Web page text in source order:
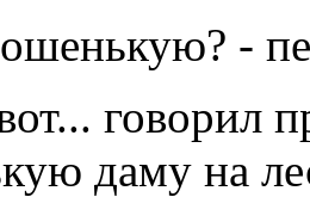
-
говорил
даму на